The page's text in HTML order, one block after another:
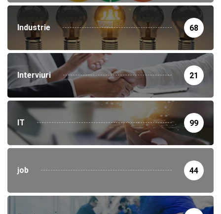
Industrie 68
Interviuri 21
IT 99
job 44